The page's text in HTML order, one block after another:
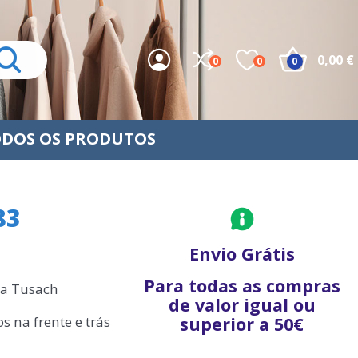
0 0 0,00 €
0
OS PRODUTOS
Tusach
na frente e trás
Envio Grátis
Para todas as compras
de valor igual ou
superior a 50€